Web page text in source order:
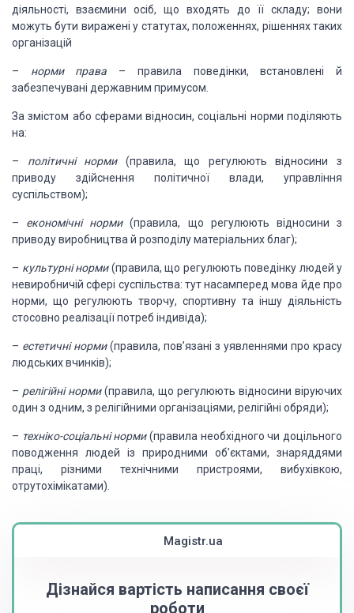
діяльності, взаємини осіб, що входять до її складу; вони
можуть бути виражені у статутах, положеннях, рішеннях таких
організацій
– норми права – правила поведінки, встановлені й
забезпечувані державним примусом.
За змістом або сферами відносин, соціальні норми поділяють
на:
– політичні норми(правила, що регулюють відносини з
приводу здійснення політичної влади, управління
суспільством);
– економічні норми(правила, що регулюють відносини з
приводу виробництва й розподілу матеріальних благ);
– культурні норми(правила, що регулюють поведінку людей у
невиробничій сфері суспільства: тут насамперед мова йде про
норми, що регулюють творчу, спортивну та іншу діяльність
стосовно реалізації потреб індивіда);
– естетичні норми(правила, пов’язані з уявленнями про красу
людськихвчинків);
– релігійні норми(правила, що регулюють відносини віруючих
один з одним, з релігійними організаціями, релігійні обряди);
– техніко-соціальні норми(правила необхідного чи доцільного
поводження людей із природними об’єктами, знаряддями
праці, різними технічними пристроями, вибухівкою,
отрутохімікатами).
Magistr.ua
Дізнайся вартість написання своєї
роботи